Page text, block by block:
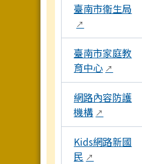
臺南市衛生局
↗
臺南市家庭教
育中心 ↗
網路內容防護
機構 ↗
Kids網路新國
民 ↗